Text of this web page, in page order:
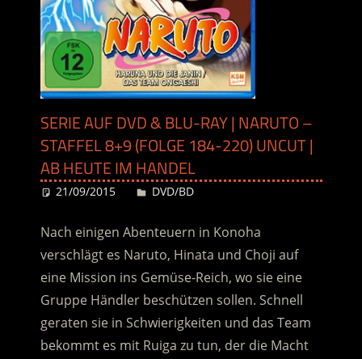
SERIE AUF DVD & BLU-RAY | NARUTO –
STAFFEL 8+9 (FOLGE 184-220) UNCUT |
AB HEUTE IM HANDEL
21/09/2015 Desiree
DVD/BD
Nach einigen Abenteuern in Konoha
verschlägt es Naruto, Hinata und Choji auf
eine Mission ins Gemüse-Reich, wo sie eine
Gruppe Händler beschützen sollen. Schnell
geraten sie in Schwierigkeiten und das Team
bekommt es mit Ruiga zu tun, der die Macht